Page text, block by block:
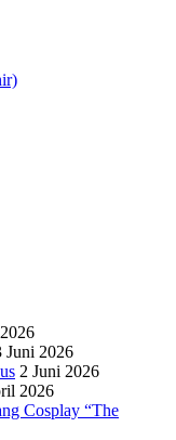
Juni 2026
2 Juni 2026
2026
Cosplay “The